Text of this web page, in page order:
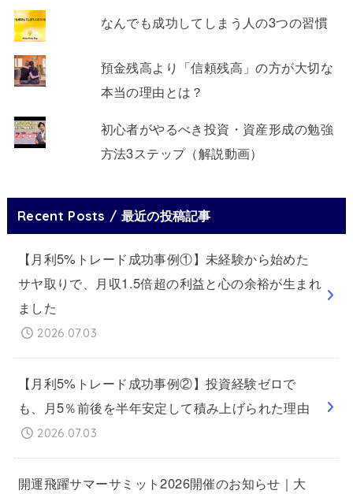
なんでも成功してしまう人の3つの習慣
預金残高より「信頼残高」の方が大切な
本当の理由とは？
初心者がやるべき投資・資産形成の勉強
方法3ステップ（解説動画）
Recent Posts / 最近の投稿記事
【月利5%トレード成功事例①】未経験から始めた
サヤ取りで、月収1.5倍超の利益と心の余裕が生まれ
ました
2026.07.03
【月利5%トレード成功事例②】投資経験ゼロで
も、月5％前後を半年安定して積み上げられた理由
2026.07.03
開運飛躍サマーサミット2026開催のお知らせ｜大